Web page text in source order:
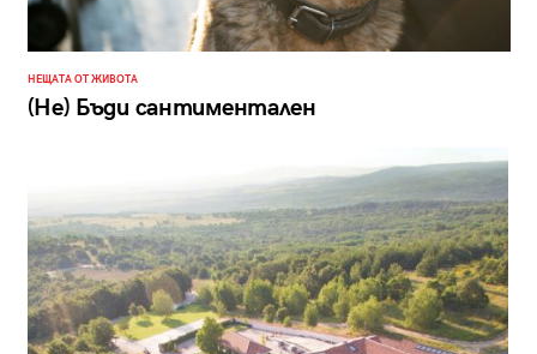
НЕЩАТА ОТ ЖИВОТА
(Не) Бъди сантиментален